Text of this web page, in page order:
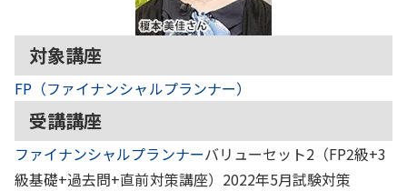
対象講座
FP（ファイナンシャルプランナー）
受講講座
ファイナンシャルプランナーバリューセット2（FP2級+3
級基礎+過去問+直前対策講座）2022年5月試験対策